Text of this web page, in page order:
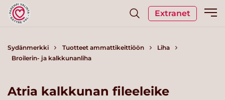
Extranet
Sydänmerkki Tuotteet ammattikeittiöön
Liha
Broilerin- ja kalkkunanliha
Atria kalkkunan fileeleike